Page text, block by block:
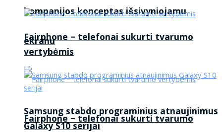
kompanijos konceptas išsivyniojamu
ekranu
Fairphone – telefonai sukurti tvarumo
Fairphone – telefonai sukurti tvarumo
vertybėmis
Samsung stabdo programinius atnaujinimus
Galaxy S10 serijai